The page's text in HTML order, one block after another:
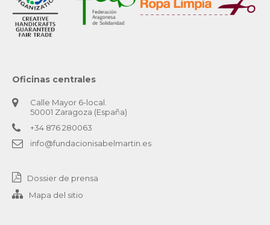
Oficinas centrales
Calle Mayor 6-local.
50001 Zaragoza (España)
+34 876 280063
info@fundacionisabelmartin.es
Dossier de prensa
Mapa del sitio